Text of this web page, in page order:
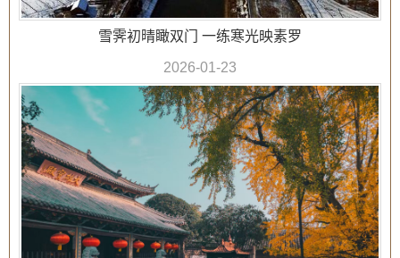
雪霁初晴瞰双门 一练寒光映素罗
2026-01-23